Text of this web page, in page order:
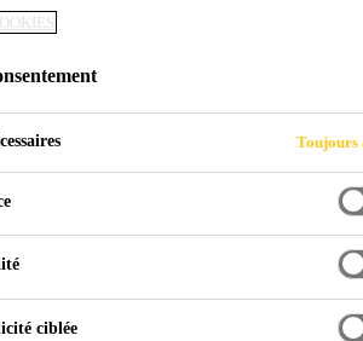
Toujours
ciblée